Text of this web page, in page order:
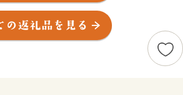
志摩と並び、朝廷にご馳走を献上した
四方を囲む海は豊かな海産物を、温暖
を育てました。生産量日本一を誇る線
路島玉ねぎ、カーネーションなどは